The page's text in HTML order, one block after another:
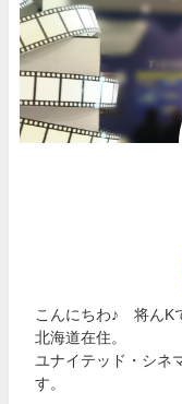
こんにちわ♪ 将んK
北海道在住。
ユナイテッド・シネ
す。